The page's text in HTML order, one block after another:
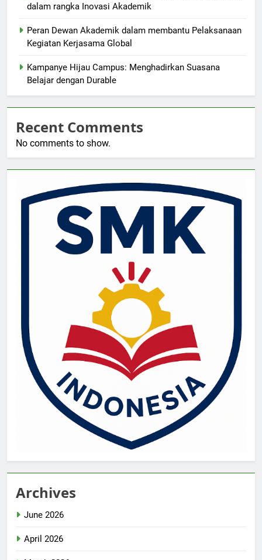
dalam rangka Inovasi Akademik
Peran Dewan Akademik dalam membantu Pelaksanaan
Kegiatan Kerjasama Global
Kampanye Hijau Campus: Menghadirkan Suasana
Belajar dengan Durable
Recent Comments
No comments to show.
Archives
June 2026
April 2026